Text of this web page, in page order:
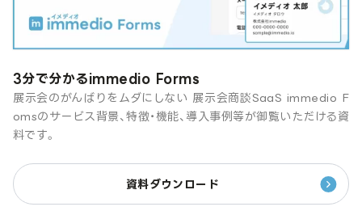
3分で分かるimmedio Forms
展示会のがんばりをムダにしない 展示会商談SaaS immedio F
omsのサービス背景、特徴・機能、導入事例等が御覧いただける資
料です。
資料ダウンロード